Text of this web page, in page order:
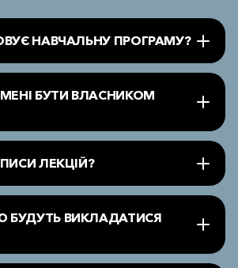
НАВЧАЛЬНУ ПРОГРАМУ?
БУТИ ВЛАСНИКОМ
ЛЕКЦІЙ?
ВИКЛАДАТИСЯ